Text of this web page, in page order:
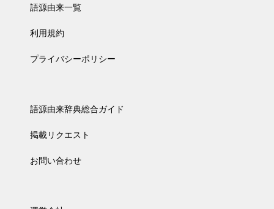
語源由来一覧
利用規約
プライバシーポリシー
語源由来辞典総合ガイド
掲載リクエスト
お問い合わせ